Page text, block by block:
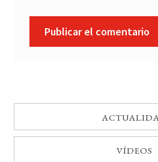
VÍDEOS